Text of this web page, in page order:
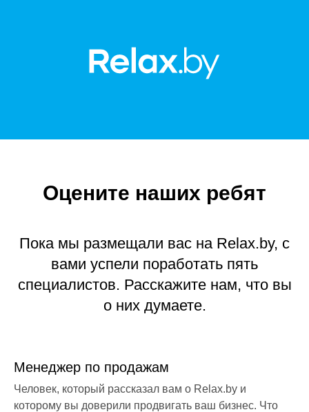
Оцените наших ребят
Пока мы размещали ваc на Relax.by, с
вами успели поработать пять
специалистов. Расскажите нам, что вы
о них думаете.
Менеджер по продажам
Человек, который рассказал вам о Relax.by и
которому вы доверили продвигать ваш бизнес. Что